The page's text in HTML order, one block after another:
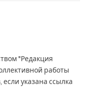
"Редакция
работы
указана ссылка